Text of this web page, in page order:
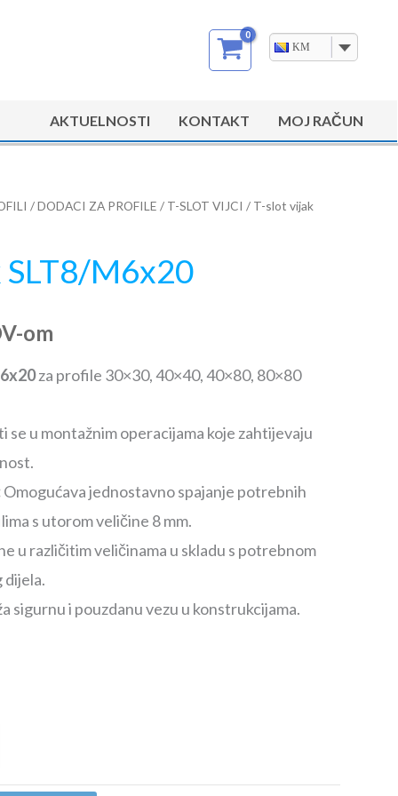
KM
AKTUELNOSTI KONTAKT MOJ RAČUN
/DODACI ZA PROFILE / T-SLOT VIJCI / T-slot vijak
M6x20
om
za profile 30×30, 40×40, 40×80, 80×80
se u montažnim operacijama koje zahtijevaju
Omogućava jednostavno spajanje potrebnih
s utorom veličine 8 mm.
u različitim veličinama u skladu s potrebnom
dijela.
sigurnu i pouzdanu vezu u konstrukcijama.